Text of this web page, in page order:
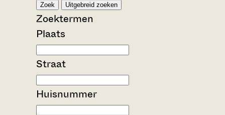
Zoek Uitgebreid zoeken
Zoektermen
Plaats
Straat
Huisnummer